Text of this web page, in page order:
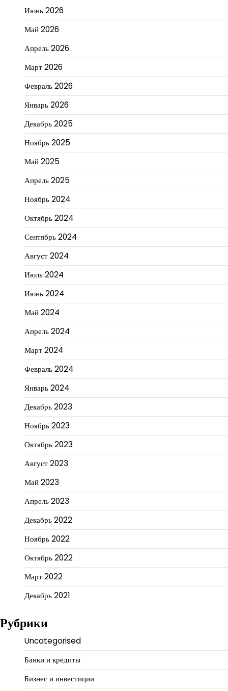
Июнь 2026
Май 2026
Апрель 2026
Март 2026
Февраль 2026
Январь 2026
Декабрь 2025
Ноябрь 2025
Май 2025
Апрель 2025
Ноябрь 2024
Октябрь 2024
Сентябрь 2024
Август 2024
Июль 2024
Июнь 2024
Май 2024
Апрель 2024
Март 2024
Февраль 2024
Январь 2024
Декабрь 2023
Ноябрь 2023
Октябрь 2023
Август 2023
Май 2023
Апрель 2023
Декабрь 2022
Ноябрь 2022
Октябрь 2022
Март 2022
Декабрь 2021
Рубрики
Uncategorised
Банки и кредиты
Бизнес и инвестиции